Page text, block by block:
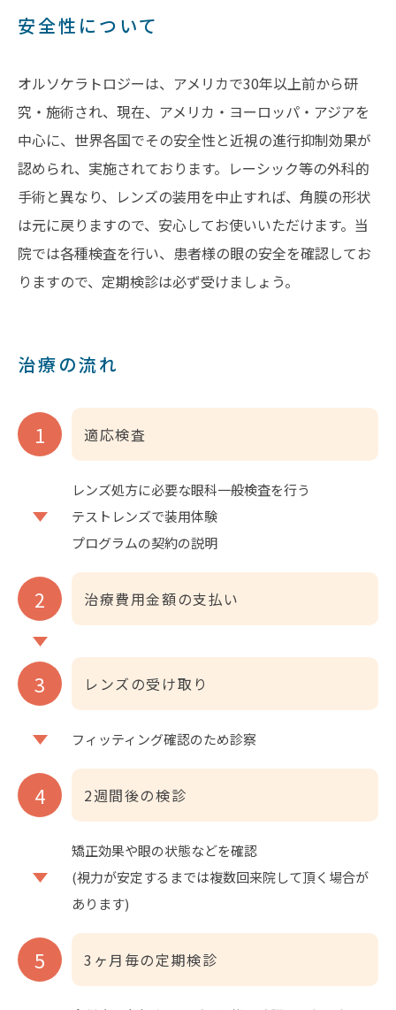
安全性について
オルソケラトロジーは、アメリカで30年以上前から研
究・施術され、現在、アメリカ・ヨーロッパ・アジアを
中心に、世界各国でその安全性と近視の進行抑制効果が
認められ、実施されております。レーシック等の外科的
手術と異なり、レンズの装用を中止すれば、角膜の形状
は元に戻りますので、安心してお使いいただけます。当
院では各種検査を行い、患者様の眼の安全を確認してお
りますので、定期検診は必ず受けましょう。
治療の流れ
適応検査
レンズ処方に必要な眼科一般検査を行う
テストレンズで装用体験
プログラムの契約の説明
治療費用金額の支払い
レンズの受け取り
フィッティング確認のため診察
2週間後の検診
矯正効果や眼の状態などを確認
(視力が安定するまでは複数回来院して頂く場合が
あります)
3ヶ月毎の定期検診